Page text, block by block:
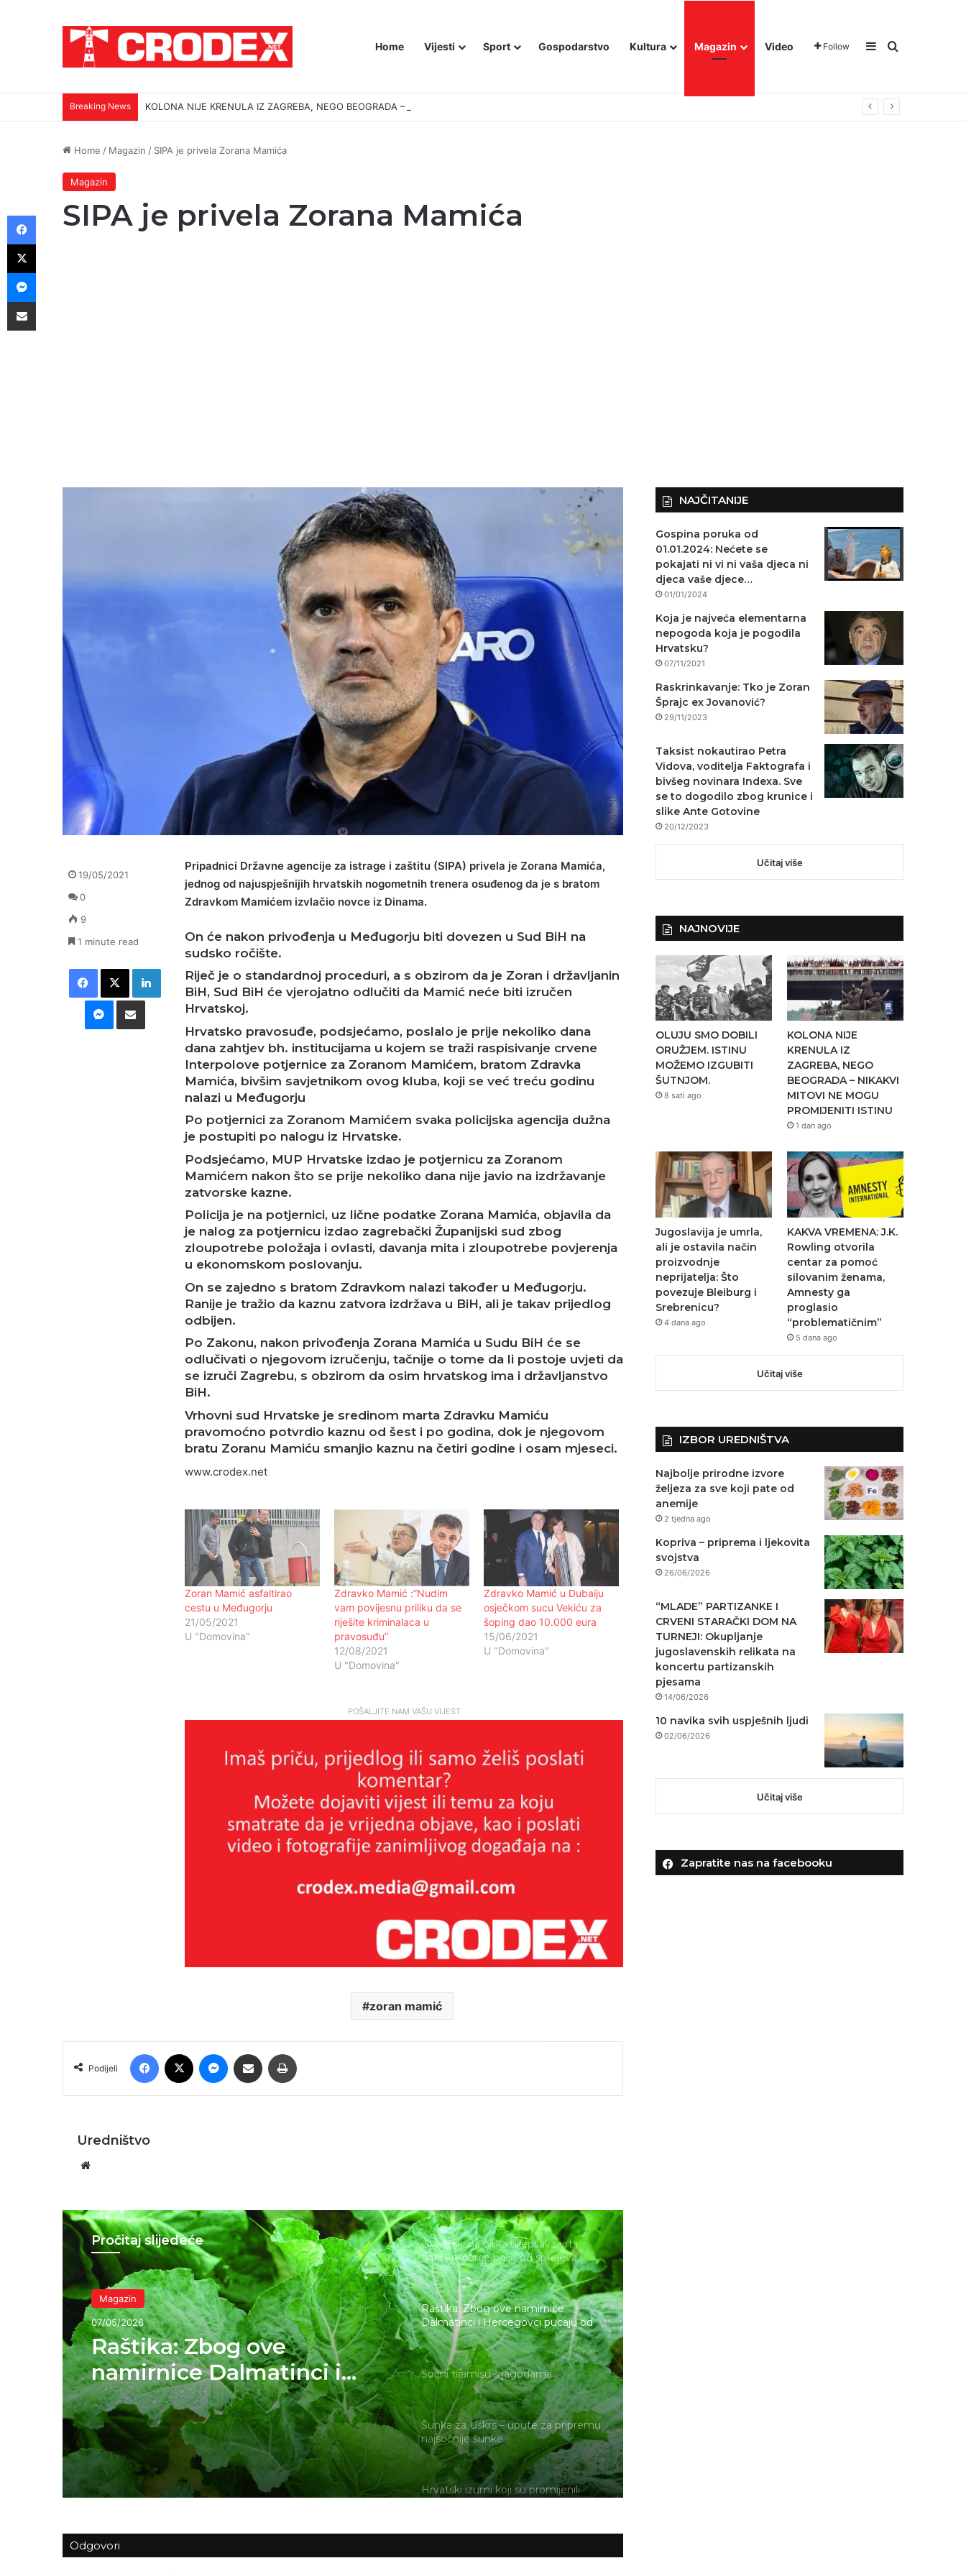
Home Vijesti Sport Gospodarstvo Kultura Magazin Video Follow Sidebar
Traži
Breaking News KOLONA NIJE KRENULA IZ ZAGREBA, NEGO BEOGRADA – NIKAKVI MITOVI NE MOGU PROMIJENITI ISTINU
Home / Magazin / SIPA je privela Zorana Mamića
Magazin
SIPA je privela Zorana Mamića
Pripadnici Državne agencije za istrage i zaštitu (SIPA) privela je Zorana Mamića,
jednog od najuspješnijih hrvatskih nogometnih trenera osuđenog da je s bratom
Zdravkom Mamićem izvlačio novce iz Dinama.
On će nakon privođenja u Međugorju biti dovezen u Sud BiH na
sudsko ročište.
Riječ je o standardnoj proceduri, a s obzirom da je Zoran i državljanin
BiH, Sud BiH će vjerojatno odlučiti da Mamić neće biti izručen
Hrvatskoj.
Hrvatsko pravosuđe, podsjećamo, poslalo je prije nekoliko dana
dana zahtjev bh. institucijama u kojem se traži raspisivanje crvene
Interpolove potjernice za Zoranom Mamićem, bratom Zdravka
Mamića, bivšim savjetnikom ovog kluba, koji se već treću godinu
nalazi u Međugorju
Po potjernici za Zoranom Mamićem svaka policijska agencija dužna
je postupiti po nalogu iz Hrvatske.
Podsjećamo, MUP Hrvatske izdao je potjernicu za Zoranom
Mamićem nakon što se prije nekoliko dana nije javio na izdržavanje
zatvorske kazne.
Policija je na potjernici, uz lične podatke Zorana Mamića, objavila da
je nalog za potjernicu izdao zagrebački Županijski sud zbog
zloupotrebe položaja i ovlasti, davanja mita i zloupotrebe povjerenja
u ekonomskom poslovanju.
On se zajedno s bratom Zdravkom nalazi također u Međugorju.
Ranije je tražio da kaznu zatvora izdržava u BiH, ali je takav prijedlog
odbijen.
Po Zakonu, nakon privođenja Zorana Mamića u Sudu BiH će se
odlučivati o njegovom izručenju, tačnije o tome da li postoje uvjeti da
se izruči Zagrebu, s obzirom da osim hrvatskog ima i državljanstvo
BiH.
Vrhovni sud Hrvatske je sredinom marta Zdravku Mamiću
pravomoćno potvrdio kaznu od šest i po godina, dok je njegovom
bratu Zoranu Mamiću smanjio kaznu na četiri godine i osam mjeseci.
www.crodex.net
Zoran Mamić asfaltirao
cestu u Međugorju
21/05/2021
U "Domovina"
Zdravko Mamić :”Nudim
vam povijesnu priliku da se
riješite kriminalaca u
pravosuđu”
12/08/2021
U "Domovina"
Zdravko Mamić u Dubaiju
osječkom sucu Vekiću za
šoping dao 10.000 eura
15/06/2021
U "Domovina"
POŠALJITE NAM VAŠU VIJEST
zoran mamić
19/05/2021
0
9
1 minute read
Facebook
X LinkedIn
Messenger
Podijeli putem E-maila
Podijeli
Facebook Messenger
Podijeli putem E-maila
Uredništvo
Pročitaj slijedeće
Magazin
05/05/2026
Sočni tiramisu s jagodama
VAŠA DJECA VOLJELA BI OVO DA
ŠTO DJECA NE KAŽU
RODITELJIMA …
je vrijeme za raskititi bor?
Raštika: Zbog ove namirnice
Dalmatinci i Hercegovci pucaju od
zdravlja, a priprema je jednostavna
Sočni tiramisu s jagodama
Šunka za Uskrs – upute za pripremu
najsočnije šunke
Hrvatski izumi koji su promijenili
svijet
VAŠA DJECA VOLJELA BI OVO DA
ŠTO DJECA NE KAŽU
Odgovori
NAJČITANIJE
Gospina poruka od
01.01.2024: Nećete se
pokajati ni vi ni vaša djeca ni
djeca vaše djece…
01/01/2024
Koja je najveća elementarna
nepogoda koja je pogodila
Hrvatsku?
07/11/2021
Raskrinkavanje: Tko je Zoran
Šprajc ex Jovanović?
29/11/2023
Taksist nokautirao Petra
Vidova, voditelja Faktografa i
bivšeg novinara Indexa. Sve
se to dogodilo zbog krunice i
slike Ante Gotovine
20/12/2023
Učitaj više
NAJNOVIJE
OLUJU SMO DOBILI
ORUŽJEM. ISTINU
MOŽEMO IZGUBITI
ŠUTNJOM.
8 sati ago
KOLONA NIJE
KRENULA IZ
ZAGREBA, NEGO
BEOGRADA – NIKAKVI
MITOVI NE MOGU
PROMIJENITI ISTINU
1 dan ago
Jugoslavija je umrla,
ali je ostavila način
proizvodnje
neprijatelja: Što
povezuje Bleiburg i
Srebrenicu?
4 dana ago
KAKVA VREMENA: J.K.
Rowling otvorila
centar za pomoć
silovanim ženama,
Amnesty ga
proglasio
“problematičnim”
5 dana ago
Učitaj više
IZBOR UREDNIŠTVA
Najbolje prirodne izvore
željeza za sve koji pate od
anemije
2 tjedna ago
Kopriva – priprema i ljekovita
svojstva
26/06/2026
“MLADE” PARTIZANKE I
CRVENI STARAČKI DOM NA
TURNEJI: Okupljanje
jugoslavenskih relikata na
koncertu partizanskih
pjesama
14/06/2026
10 navika svih uspješnih ljudi
02/06/2026
Učitaj više
Zapratite nas na facebooku
Facebook
X
Messenger
Podijeli putem E-maila